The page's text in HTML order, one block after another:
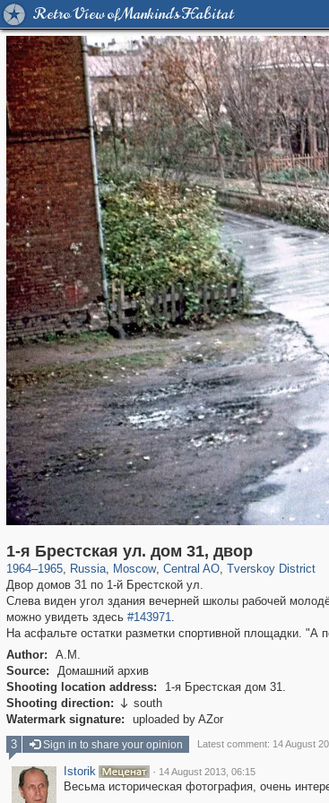
Retro View of Mankind's Habitat
1-я Брестская ул. дом 31, двор
1964–1965, Russia
1,406,358 29,243
, Moscow
319,780 8,286
, Central AO
159,978 5,916
, Tverskoy District
53,034
Двор домов 31 по 1-й Брестской ул.
Слева виден угол здания вечерней школы рабочей
можно увидеть здесь #143971.
На асфальте остатки разметки спортивной площадки. "А
Author:
А.М.
Source:
Домашний архив
Shooting location address:
1-я Брестская дом 31.
Shooting direction:  south
Watermark signature:
uploaded by AZor
3 Sign in to share your opinion Latest comment: 14 August
Istorik · 14 August 2013, 06:15
Весьма историческая фотография, очень